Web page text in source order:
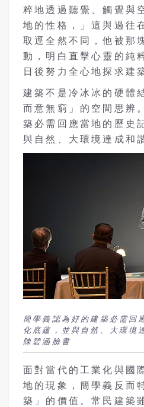
粹地透過聽覺、觸覺與
地的性格，」這與過往
取逕全然不同，他被那
動，明白直擊心靈的純
日後努力全心地探求建
建築不是冷冰冰的硬體
而意無窮」的空間思辨
築必需回應當地的歷史
與自然、大環境達成和
簡學義認為好的建築必需回
化底蘊，並與自然、大環境
陳碧涵臉書
面對當代的工業化與國
地的現象，簡學義反而
築」的價值。常民建築